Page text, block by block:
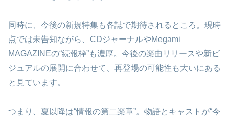
同時に、今後の新規特集も各誌で期待されるところ。現時
点では未告知ながら、CDジャーナルやMegami
MAGAZINEの“続報枠”も濃厚。今後の楽曲リリースや新ビ
ジュアルの展開に合わせて、再登場の可能性も大いにある
と見ています。
つまり、夏以降は“情報の第二楽章”。物語とキャストが“今